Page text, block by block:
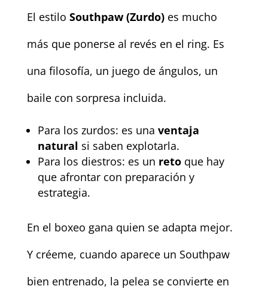
El estilo Southpaw (Zurdo)es mucho
más que ponerse al revés en el ring. Es
una filosofía, un juego de ángulos, un
baile con sorpresa incluida.
Para los zurdos: es una ventaja
natural si saben explotarla.
Para los diestros: es un retoque hay
que afrontar con preparación y
estrategia.
En el boxeo gana quien se adapta mejor.
Y créeme, cuando aparece un Southpaw
bien entrenado, la pelea se convierte en